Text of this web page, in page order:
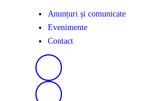
Anunțuri și comunicate
Evenimente
Contact